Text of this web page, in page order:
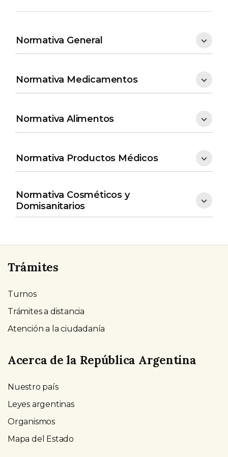
Normativa General
Normativa Medicamentos
Normativa Alimentos
Normativa Productos Médicos
Normativa Cosméticos y
Domisanitarios
Trámites
Turnos
Trámites a distancia
Atención a la ciudadanía
Acerca de la República Argentina
Nuestro país
Leyes argentinas
Organismos
Mapa del Estado